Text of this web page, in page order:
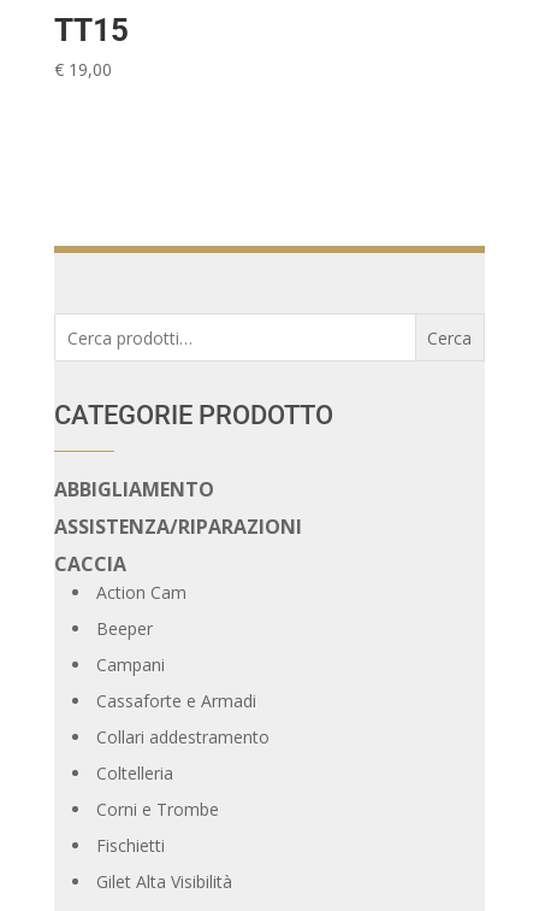
TT15
€19,00
Cerca
CATEGORIE PRODOTTO
ABBIGLIAMENTO
ASSISTENZA/RIPARAZIONI
CACCIA
Action Cam
Beeper
Campani
Cassaforte e Armadi
Collari addestramento
Coltelleria
Corni e Trombe
Fischietti
Gilet Alta Visibilità